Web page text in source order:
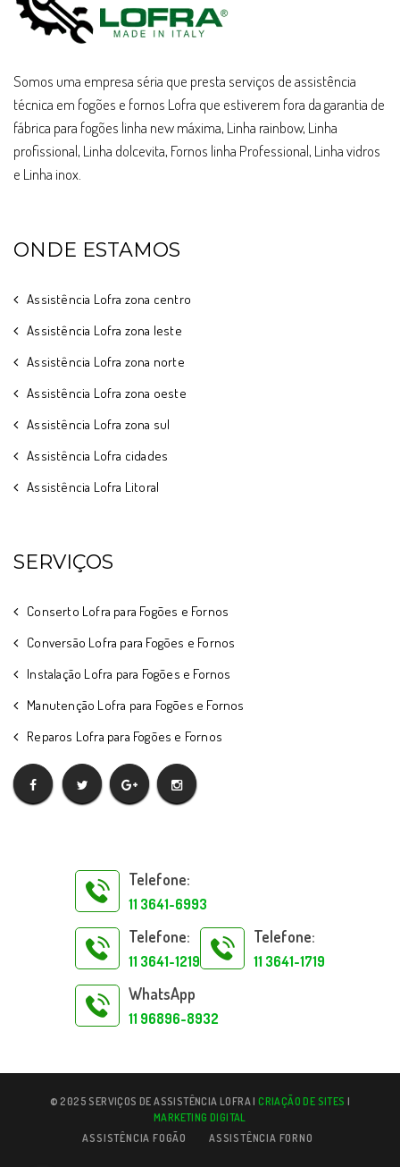
Somos uma empresa séria que presta serviços de assistência
técnica em fogões e fornos Lofra que estiverem fora da garantia de
fábrica para fogões linha new máxima, Linha rainbow, Linha
profissional, Linha dolcevita, Fornos linha Professional, Linha vidros
e Linha inox.
ONDE ESTAMOS
Assistência Lofra zona centro
Assistência Lofra zona leste
Assistência Lofra zona norte
Assistência Lofra zona oeste
Assistência Lofra zona sul
Assistência Lofra cidades
Assistência Lofra Litoral
SERVIÇOS
Conserto Lofra para Fogões e Fornos
Conversão Lofra para Fogões e Fornos
Instalação Lofra para Fogões e Fornos
Manutenção Lofra para Fogões e Fornos
Reparos Lofra para Fogões e Fornos
Telefone:
11 3641-6993
Telefone:
11 3641-1219
Telefone:
11 3641-1719
WhatsApp
11 96896-8932
© 2025 SERVIÇOS DE ASSISTÊNCIA LOFRA |CRIAÇÃO DE SITES |
MARKETING DIGITAL
ASSISTÊNCIA FOGÃO
ASSISTÊNCIA FORNO